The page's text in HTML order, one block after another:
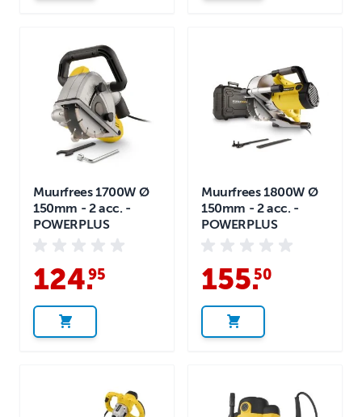
Muurfrees 1700W Ø
150mm - 2 acc. -
POWERPLUS
124.
95
Muurfrees 1800W Ø
150mm - 2 acc. -
POWERPLUS
155.
50